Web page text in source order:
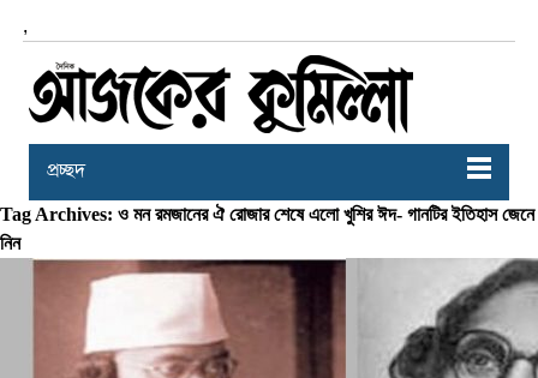
,
প্রচ্ছদ
Tag Archives: ও মন রমজানের ঐ রোজার শেষে এলো খুশির ঈদ- গানটির ইতিহাস জেনে
নিন